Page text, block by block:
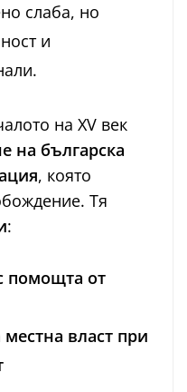
слаба, но
и
на XV век
на българска
, която
Тя
:
помощта от
власт при